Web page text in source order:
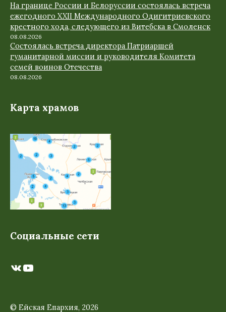
На границе России и Белоруссии состоялась встреча
ежегодного XXII Международного Одигитриевского
крестного хода, следующего из Витебска в Смоленск
08.08.2026
Состоялась встреча директора Патриаршей
гуманитарной миссии и руководителя Комитета
семей воинов Отечества
08.08.2026
Карта храмов
Социальные сети
ВКонтакте
YouTube
© Ейская Епархия, 2026